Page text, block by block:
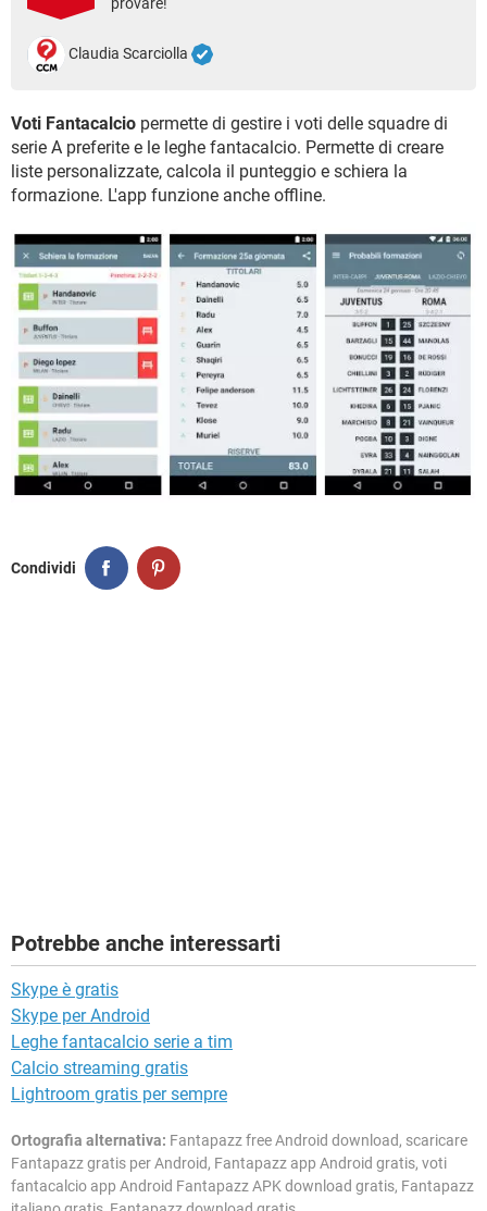
TIKTOK
HARDWARE
Claudia Scarciolla
Voti Fantacalcio permette di gestire i voti delle squadre di
serie A preferite e le leghe fantacalcio. Permette di creare
liste personalizzate, calcola il punteggio e schiera la
formazione. L'app funzione anche offline.
Condividi
Potrebbe anche interessarti
Skype è gratis
Skype per Android
Leghe fantacalcio serie a tim
Calcio streaming gratis
Lightroom gratis per sempre
Ortografia alternativa: Fantapazz free Android download, scaricare
Fantapazz gratis per Android, Fantapazz app Android gratis, voti
fantacalcio app Android Fantapazz APK download gratis, Fantapazz